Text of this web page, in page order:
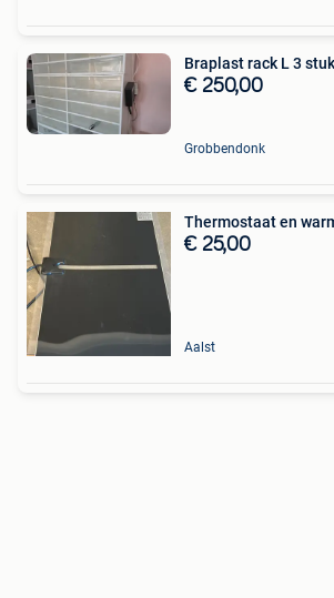
Braplast rack L 3
€ 250,00
Grobbendonk
Thermostaat en
€ 25,00
Aalst